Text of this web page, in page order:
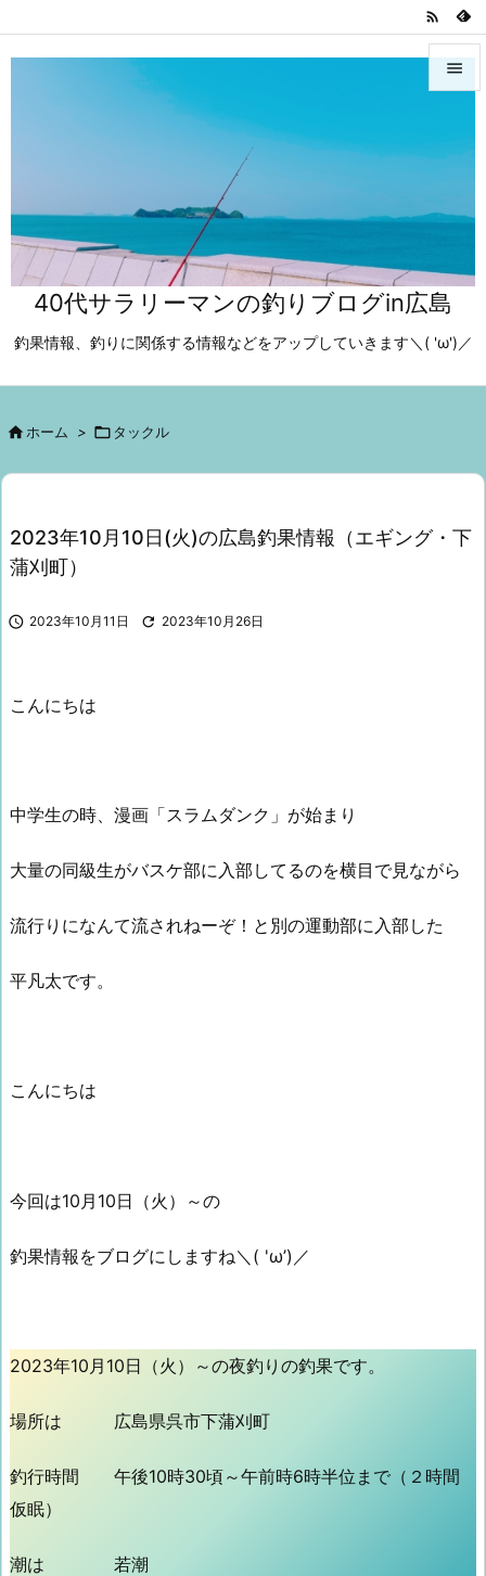
40代サラリーマンの釣りブログin広島
釣果情報、釣りに関係する情報などをアップしていきます＼( 'ω')／



次へ


 ホーム >  タックル
2023年10月10日(火)の広島釣果情報（エギング・下
蒲刈町）
 2023年10月11日  2023年10月26日
こんにちは
中学生の時、漫画「スラムダンク」が始まり
大量の同級生がバスケ部に入部してるのを横目で見ながら
流行りになんて流されねーぞ！と別の運動部に入部した
平凡太です。
こんにちは
今回は10月10日（火）～の
釣果情報をブログにしますね＼( 'ω’)／
2023年10月10日（火）～の夜釣りの釣果です。
場所は 広島県呉市下蒲刈町
釣行時間 午後10時30頃～午前時6時半位まで（２時間
仮眠）
潮は 若潮